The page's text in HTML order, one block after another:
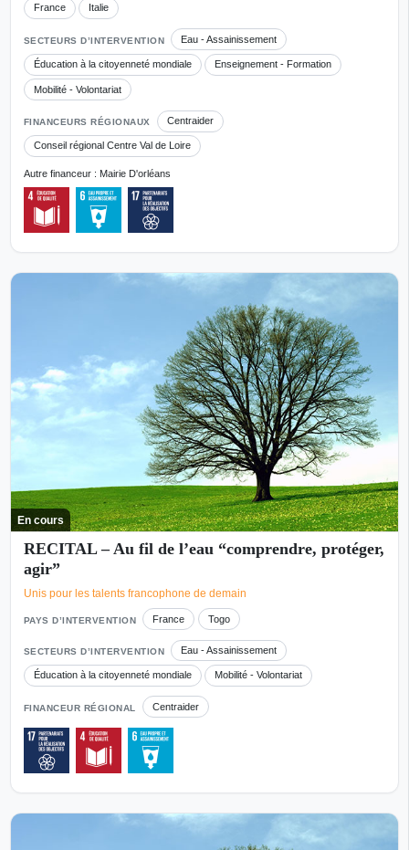
France Italie
SECTEURS D’INTERVENTION Eau - Assainissement
Éducation à la citoyenneté mondiale Enseignement - Formation
Mobilité - Volontariat
FINANCEURS RÉGIONAUX Centraider
Conseil régional Centre Val de Loire
Autre financeur : Mairie D'orléans
En cours
RECITAL – Au fil de l’eau “comprendre, protéger,
agir”
Unis pour les talents francophone de demain
PAYS D’INTERVENTION France Togo
SECTEURS D’INTERVENTION Eau - Assainissement
Éducation à la citoyenneté mondiale Mobilité - Volontariat
FINANCEUR RÉGIONAL Centraider